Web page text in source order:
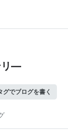
リ―
グでブログを書く